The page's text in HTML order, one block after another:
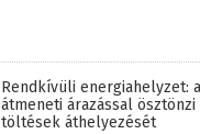
Rendkívüli energiahelyzet:
átmeneti árazással ösztönzi
töltések áthelyezését